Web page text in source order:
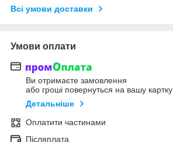
Всі умови доставки
Умови оплати
Ви отримаєте замовлення
або гроші повернуться на вашу картку
Детальніше
Оплатити частинами
Післяплата